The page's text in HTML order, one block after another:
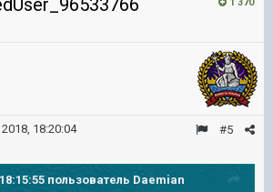
#5
18:20:04
пользователь Daemian